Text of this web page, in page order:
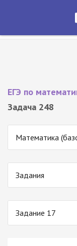
ЕГЭ по
Задача 248
Математика
Задания
Задание 17